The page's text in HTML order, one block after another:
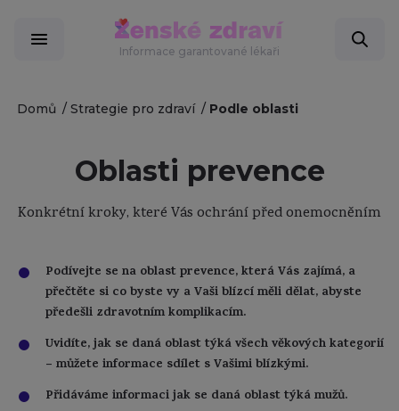
Informace garantované lékaři
Domů Strategie pro zdraví Podle oblasti
Oblasti prevence
Konkrétní kroky, které Vás ochrání před onemocněním
Podívejte se na oblast prevence, která Vás zajímá, a
přečtěte si co byste vy a Vaši blízcí měli dělat, abyste
předešli zdravotním komplikacím.
Uvidíte, jak se daná oblast týká všech věkových kategorií
– můžete informace sdílet s Vašimi blízkými.
Přidáváme informaci jak se daná oblast týká mužů.